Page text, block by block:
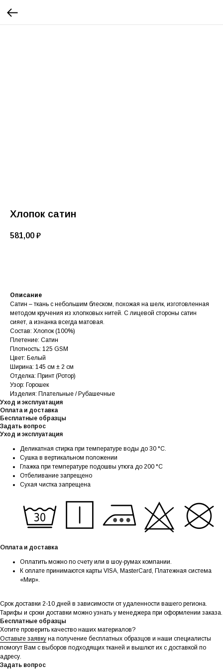
Хлопок сатин
581,00 ₽
Описание
Сатин – ткань с небольшим блеском, похожая на шелк, изготовленная
методом кручения из хлопковых нитей. С лицевой стороны сатин
сияет, а изнанка всегда матовая.
Состав: Хлопок (100%)
Плетение: Сатин
Плотность: 125 GSM
Цвет: Белый
Ширина: 145 см ± 2 см
Отделка: Принт (Ротор)
Узор: Горошек
Изделия: Плательные / Рубашечные
Уход и эксплуатация
Оплата и доставка
Бесплатные образцы
Задать вопрос
Уход и эксплуатация
Деликатная стирка при температуре воды до 30 °C.
Сушка в вертикальном положении
Глажка при температуре подошвы утюга до 200 °C
Отбеливание запрещено
Сухая чистка запрещена
Оплата и доставка
Оплатить можно по счету или в шоу-румах компании.
К оплате принимаются карты VISA, MasterCard, Платежная система
«Мир».
Срок доставки 2-10 дней в зависимости от удаленности вашего региона.
Тарифы и сроки доставки можно узнать у менеджера при оформлении заказа.
Бесплатные образцы
Хотите проверить качество наших материалов?
Оставьте заявку на получение бесплатных образцов и наши специалисты
помогут Вам с выборов подходящих тканей и вышлют их с доставкой по
адресу.
Задать вопрос